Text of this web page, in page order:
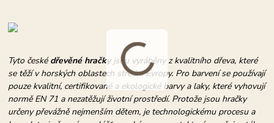
Tyto českédřevěné hračkyjsou vyráběny z kvalitního dřeva, které
se těží v horských oblastech střední Evropy. Pro barvení se používají
pouze kvalitní, certifikované a ekologické barvy a laky, které vyhovují
normě EN 71 a nezatěžují životní prostředí. Protože jsou hračky
určeny převážně nejmenším dětem, je technologickému procesu a